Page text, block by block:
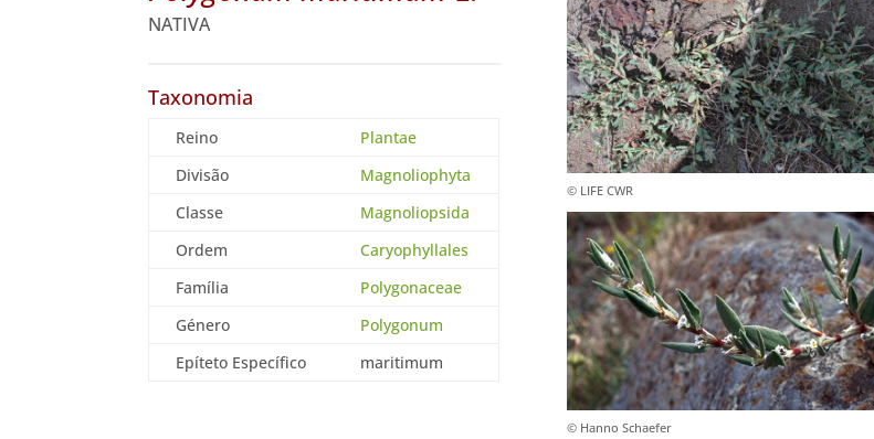
NATIVA
Taxonomia
Reino
Plantae
Divisão
Magnoliophyta
Classe
Magnoliopsida
Ordem
Caryophyllales
Família
Polygonaceae
Género
Polygonum
Epíteto Específico
maritimum
© LIFE CWR
© Hanno Schaefer